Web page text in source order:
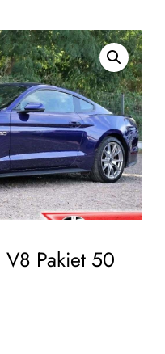
Pakiet 50